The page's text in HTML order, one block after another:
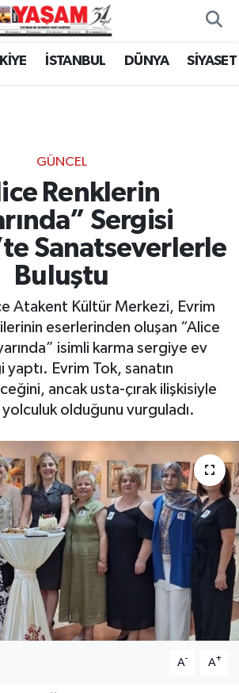
İSTANBUL DÜNYA SİYASET
GÜNCEL
Renklerin
Sergisi
Sanatseverlerle
Buluştu
Atakent Kültür Merkezi, Evrim
eserlerinden oluşan “Alice
isimli karma sergiye ev
yaptı. Evrim Tok, sanatın
ancak usta-çırak ilişkisiyle
olduğunu vurguladı.
A- A+